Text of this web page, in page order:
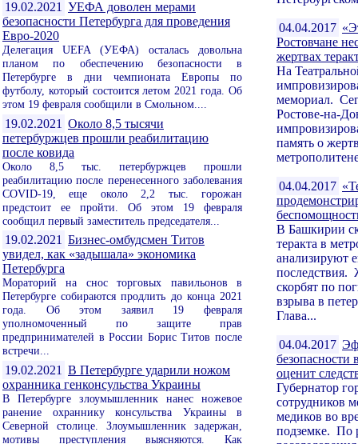
19.02.2021 УЕФА доволен мерами
безопасности Петербурга для проведения
Евро-2020
Делегация UEFA (УЕФА) осталась довольна
планом по обеспечению безопасности в
Петербурге в дни чемпионата Европы по
футболу, который состоится летом 2021 года. Об
этом 19 февраля сообщили в Смольном....
19.02.2021 Около 8,5 тысячи
петербуржцев прошли реабилитацию
после ковида
Около 8,5 тыс. петербуржцев прошли
реабилитацию после перенесенного заболевания
COVID-19, еще около 2,2 тыс. горожан
предстоит ее пройти. Об этом 19 февраля
сообщил первый заместитель председателя...
19.02.2021 Бизнес-омбудсмен Титов
увидел, как «задышала» экономика
Петербурга
Мораторий на снос торговых павильонов в
Петербурге собираются продлить до конца 2021
года. Об этом заявил 19 февраля
уполномоченный по защите прав
предпринимателей в России Борис Титов после
встречи...
19.02.2021 В Петербурге ударили ножом
охранника генконсульства Украины
В Петербурге злоумышленник нанес ножевое
ранение охраннику консульства Украины в
Северной столице. Злоумышленник задержан,
мотивы преступления выясняются. Как
04.04.2017
Ростовчане
жертвах
На
мемориал.
Ростове-на-
память о
04.04.2017
В Башкирии
теракта в
анализируют
скорбят по
взрыва в
Глава...
04.04.2017
безопасности
оценит
Губернатор
сотрудников
медиков во
подземке. По